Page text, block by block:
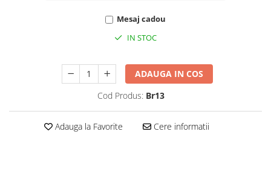
Mesaj cadou
IN STOC
ADAUGA IN COS
Cod Produs: Br13
Adauga la Favorite Cere informatii